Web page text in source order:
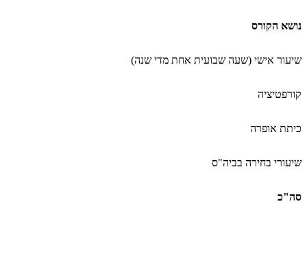
נושא הקורס
שיעור אישי (שעה שבועית אחת מדי שנה)
קורפטיציה
כיתת אופרה
שיעורי בחירה בביה"ס
סה"כ